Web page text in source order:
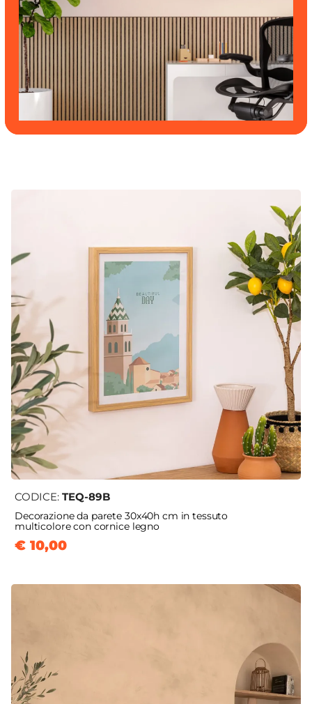
CODICE: TEQ-89B
Decorazione da parete 30x40h cm in tessuto
multicolore con cornice legno
€ 10,00